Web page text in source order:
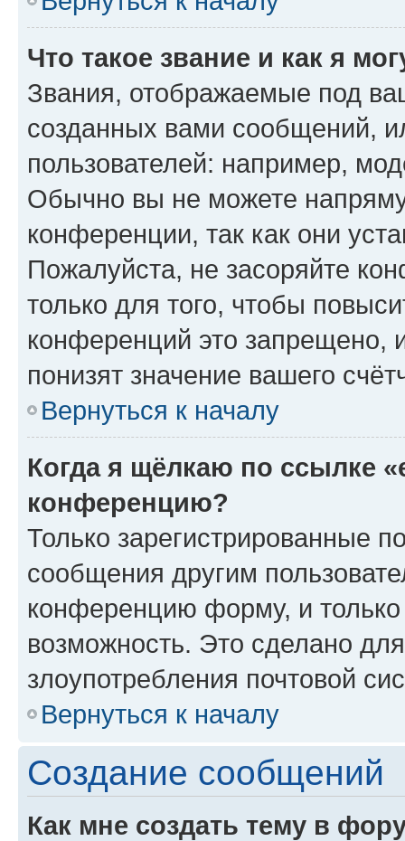
Что такое звание и как я
Звания, отображаемые под
созданных вами сообщений,
пользователей: например,
Обычно вы не можете
конференции, так как они
Пожалуйста, не засоряйте
только для того, чтобы
конференций это запрещено,
понизят значение вашего
Вернуться к началу
Когда я щёлкаю по ссылке
конференцию?
Только зарегистрированные
сообщения другим
конференцию форму, и
возможность. Это сделано
злоупотребления почтовой
Вернуться к началу
Создание сообщений
Как мне создать тему в